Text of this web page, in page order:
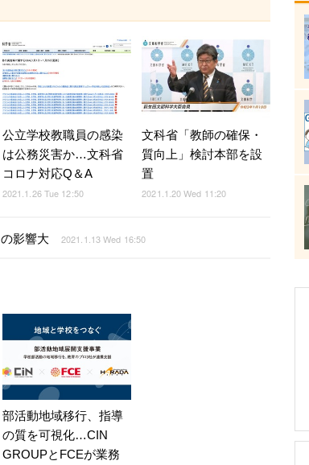
公立学校教職員の感染
は公務災害か…文科省
コロナ対応Q＆A
2021.1.26 Tue 12:50
文科省「教師の確保・
質向上」検討本部を設
置
2021.1.20 Wed 11:20
影響大 2021.1.13 Wed 16:50
部活動地域移行、指導
の質を可視化…CIN
GROUPとFCEが業務